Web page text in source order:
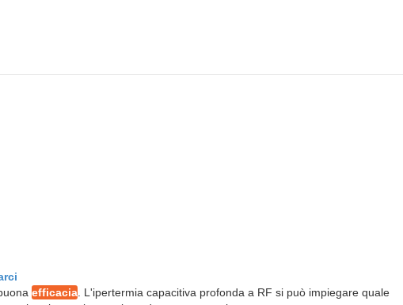
efficacia . L'ipertermia capacitiva profonda a RF si può impiegare quale